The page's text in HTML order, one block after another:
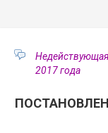
2017 года